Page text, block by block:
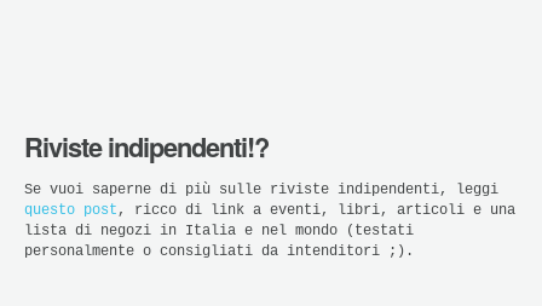
Riviste indipendenti!?
Se vuoi saperne di più sulle riviste indipendenti, leggi
questo post , ricco di link a eventi, libri, articoli e una
lista di negozi in Italia e nel mondo (testati
personalmente o consigliati da intenditori ;).